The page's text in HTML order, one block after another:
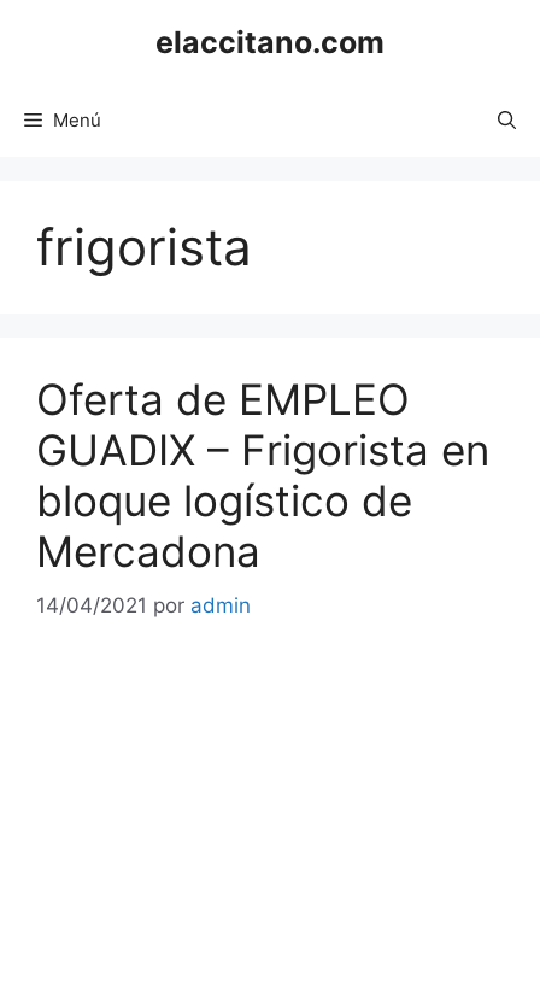
elaccitano.com
Menú
frigorista
Oferta de EMPLEO
GUADIX – Frigorista en
bloque logístico de
Mercadona
14/04/2021 por admin